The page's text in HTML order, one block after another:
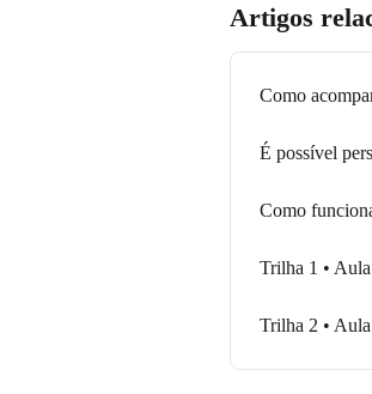
Artigos
Como
É possível
Como
Trilha 1 •
Trilha 2 •